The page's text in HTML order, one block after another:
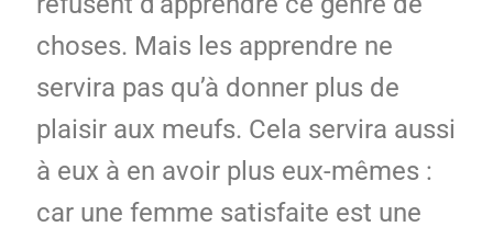
choses. Mais les apprendre ne
servira pas qu’à donner plus de
plaisir aux meufs. Cela servira aussi
à eux à en avoir plus eux-mêmes :
car une femme satisfaite est une